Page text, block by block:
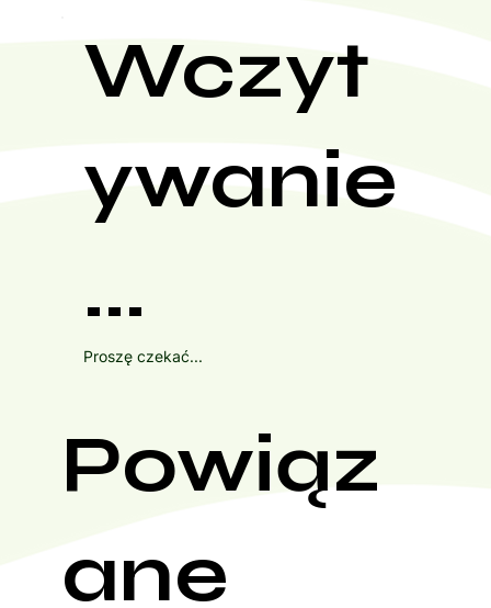
Wczyt
ywanie
...
Proszę czekać...
Powiąz
ane